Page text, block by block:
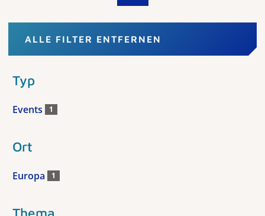
ALLE FILTER ENTFERNEN
Typ
Events 1
Ort
Europa 1
Thema